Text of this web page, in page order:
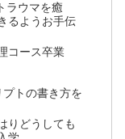
ラウマを癒
るようお手伝
コース卒業
トの書き方を
りどうしても